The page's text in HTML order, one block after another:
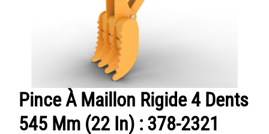
Pince À Maillon Rigide 4 Dents
545 Mm (22 In) : 378-2321